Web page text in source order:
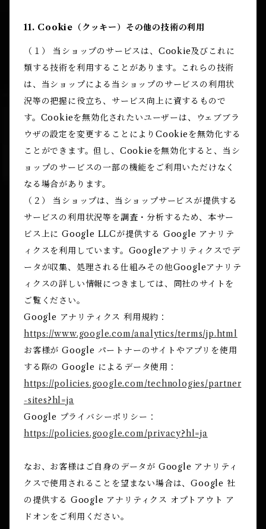
11. Cookie（クッキー）その他の技術の利用
（１） 当ショップのサービスは、Cookie及びこれに
類する技術を利用することがあります。これらの技術
は、当ショップによる当ショップのサービスの利用状
況等の把握に役立ち、サービス向上に資するもので
す。Cookieを無効化されたいユーザーは、ウェブブラ
ウザの設定を変更することによりCookieを無効化する
ことができます。但し、Cookieを無効化すると、当シ
ョップのサービスの一部の機能をご利用いただけなく
なる場合があります。
（２） 当ショップは、当ショップサービスが提供する
サービスの利用状況等を調査・分析するため、本サー
ビス上に Google LLCが提供する Google アナリテ
ィクスを利用しています。Googleアナリティクスでデ
ータが収集、処理される仕組みその他Googleアナリテ
ィクスの詳しい情報につきましては、同社のサイトを
ご覧ください。
Google アナリティクス 利用規約：
https://www.google.com/analytics/terms/jp.html
お客様が Google パートナーのサイトやアプリを使用
する際の Google によるデータ使用：
https://policies.google.com/technologies/partner
-sites?hl=ja
Google プライバシーポリシー：
https://policies.google.com/privacy?hl=ja
なお、お客様はご自身のデータが Google アナリティ
クスで使用されることを望まない場合は、Google 社
の提供する Google アナリティクス オプトアウト ア
ドオンをご利用ください。